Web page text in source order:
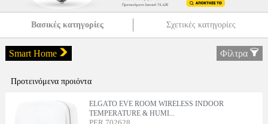
Βασικές κατηγορίες Σχετικές κατηγορίες
Smart Home Φίλτρα
Προτεινόμενα προιόντα
ELGATO EVE ROOM WIRELESS INDOOR
TEMPERATURE & HUMI...